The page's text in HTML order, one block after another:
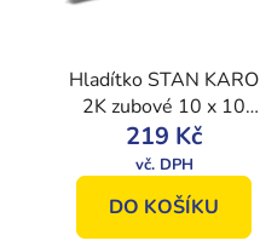
Hladítko STAN KARO
2K zubové 10 x 10
mm, vel. 28 x 13 cm.
219 Kč
DO KOŠÍKU